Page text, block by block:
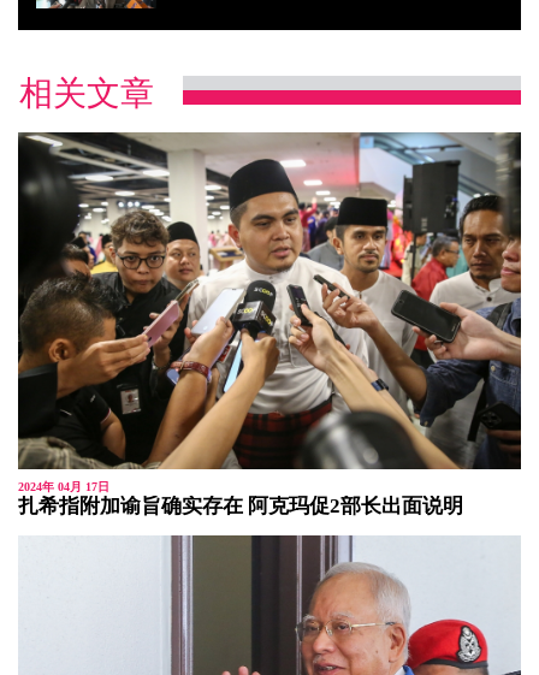
相关文章
2024年 04月 17日
扎希指附加谕旨确实存在 阿克玛促2部长出面说明